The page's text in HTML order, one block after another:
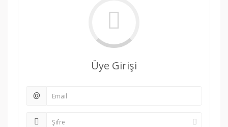
Üye Girişi
@